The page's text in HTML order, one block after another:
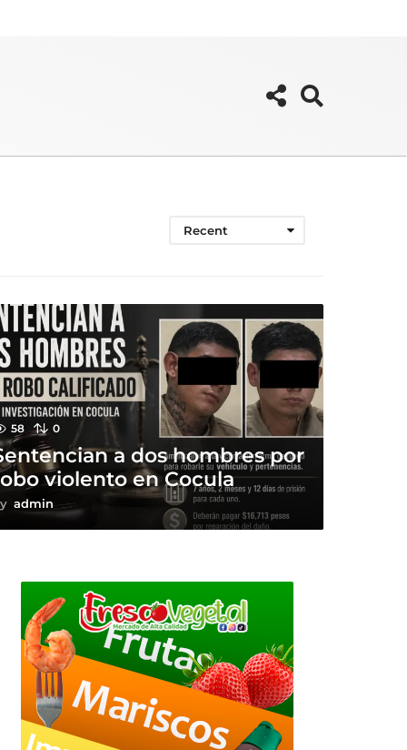
Recent
58 0
a dos hombres por
violento en Cocula
admin